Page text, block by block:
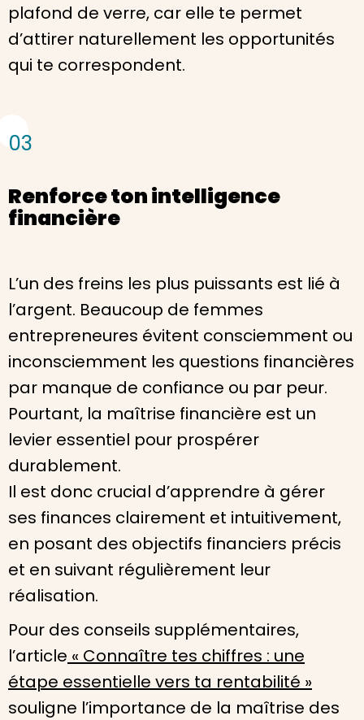
plafond de verre, car elle te permet
d’attirer naturellement les opportunités
qui te correspondent.
03
Renforce ton intelligence
financière
L’un des freins les plus puissants est lié à
l’argent. Beaucoup de femmes
entrepreneures évitent consciemment ou
inconsciemment les questions financières
par manque de confiance ou par peur.
Pourtant, la maîtrise financière est un
levier essentiel pour prospérer
durablement.
Il est donc crucial d’apprendre à gérer
ses finances clairement et intuitivement,
en posant des objectifs financiers précis
et en suivant régulièrement leur
réalisation.
Pour des conseils supplémentaires,
l’article « Connaître tes chiffres : une
étape essentielle vers ta rentabilité »
souligne l’importance de la maîtrise des